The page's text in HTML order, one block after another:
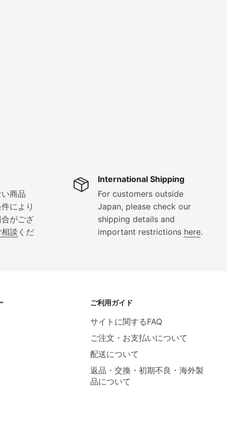
商品
により
がござ
談 くだ
International Shipping
For customers outside
Japan, please check our
shipping details and
important restrictions here.
ご利用ガイド
サイトに関するFAQ
ご注文・お支払いについて
配送について
返品・交換・初期不良・海外製
品について